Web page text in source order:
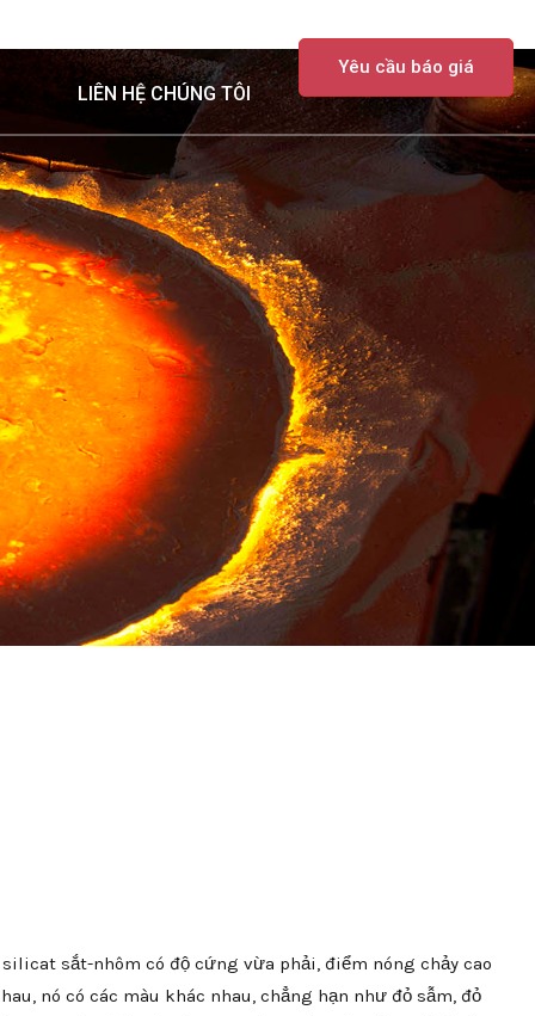
LIÊN HỆ CHÚNG TÔI
Yêu cầu báo giá
sắt-nhôm có độ cứng vừa phải, điểm nóng chảy cao
nó có các màu khác nhau, chẳng hạn như đỏ sẫm, đỏ